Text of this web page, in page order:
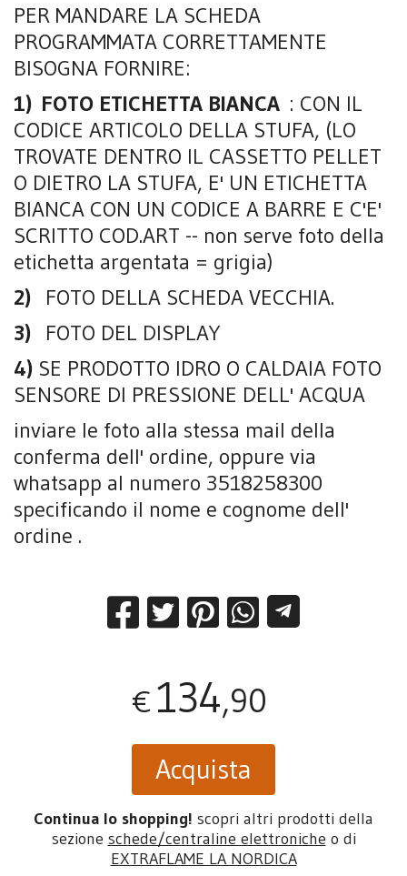
PER MANDARE LA SCHEDA
PROGRAMMATA CORRETTAMENTE
BISOGNA FORNIRE:
1) FOTO ETICHETTA BIANCA : CON IL
CODICE ARTICOLO DELLA STUFA, (LO
TROVATE DENTRO IL CASSETTO PELLET
O DIETRO LA STUFA, E' UN ETICHETTA
BIANCA CON UN CODICE A BARRE E C'E'
SCRITTO COD.ART -- non serve foto della
etichetta argentata = grigia)
2) FOTO DELLA SCHEDA VECCHIA.
3) FOTO DEL DISPLAY
4) SE PRODOTTO IDRO O CALDAIA FOTO
SENSORE DI PRESSIONE DELL' ACQUA
inviare le foto alla stessa mail della
conferma dell' ordine, oppure via
whatsapp al numero 3518258300
specificando il nome e cognome dell'
ordine .
€134,90
Acquista
Continua lo shopping! scopri altri prodotti della
sezione schede/centraline elettroniche o di
EXTRAFLAME LA NORDICA